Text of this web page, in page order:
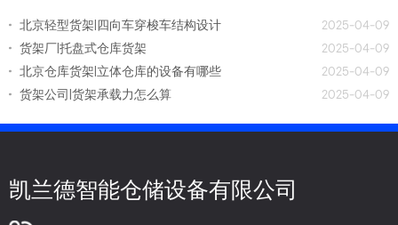
北京轻型货架|四向车穿梭车结构设计
2025-04-09
货架厂|托盘式仓库货架
2025-04-09
北京仓库货架|立体仓库的设备有哪些
2025-04-09
货架公司|货架承载力怎么算
2025-04-09
凯兰德智能仓储设备有限公司